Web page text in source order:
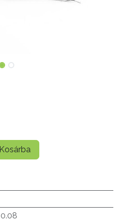
Kosárba
0.08